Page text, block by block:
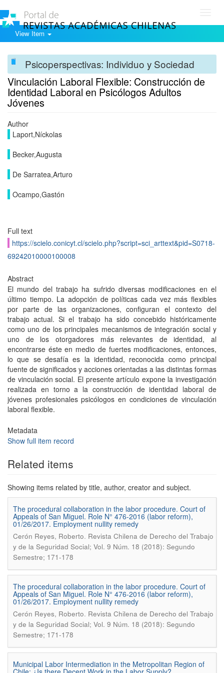
View Item
Psicoperspectivas: Individuo y Sociedad
Vinculación Laboral Flexible: Construcción de
Identidad Laboral en Psicólogos Adultos
Jóvenes
Author
Laport,Níckolas
Becker,Augusta
De Sarratea,Arturo
Ocampo,Gastón
Full text
https://scielo.conicyt.cl/scielo.php?script=sci_arttext&pid=S0718-
69242010000100008
Abstract
El mundo del trabajo ha sufrido diversas modificaciones en el
último tiempo. La adopción de políticas cada vez más flexibles
por parte de las organizaciones, configuran el contexto del
trabajo actual. Si el trabajo ha sido concebido históricamente
como uno de los principales mecanismos de integración social y
uno de los otorgadores más relevantes de identidad, al
encontrarse éste en medio de fuertes modificaciones, entonces,
lo que se desafía es la identidad, reconocida como principal
fuente de significados y acciones orientadas a las distintas formas
de vinculación social. El presente artículo expone la investigación
realizada en torno a la construcción de identidad laboral de
jóvenes profesionales psicólogos en condiciones de vinculación
laboral flexible.
Metadata
Show full item record
Related items
Showing items related by title, author, creator and subject.
The procedural collaboration in the labor procedure. Court of
Appeals of San Miguel. Role N° 476-2016 (labor reform),
01/26/2017. Employment nullity remedy
Cerón Reyes, Roberto. Revista Chilena de Derecho del Trabajo
y de la Seguridad Social; Vol. 9 Núm. 18 (2018): Segundo
Semestre; 171-178
The procedural collaboration in the labor procedure. Court of
Appeals of San Miguel. Role N° 476-2016 (labor reform),
01/26/2017. Employment nullity remedy
Cerón Reyes, Roberto. Revista Chilena de Derecho del Trabajo
y de la Seguridad Social; Vol. 9 Núm. 18 (2018): Segundo
Semestre; 171-178
Municipal Labor Intermediation in the Metropolitan Region of